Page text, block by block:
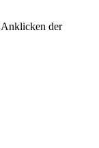
Anklicken der